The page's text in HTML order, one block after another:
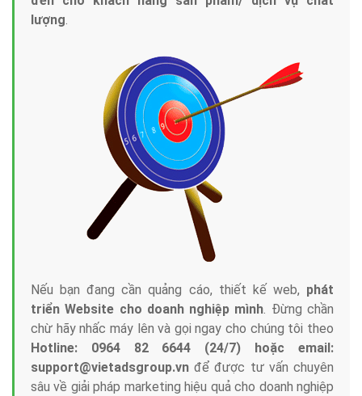
lượng.
Nếu bạn đang cần quảng cáo, thiết kế web, phát
triển Website cho doanh nghiệp mình. Đừng chần
chừ hãy nhấc máy lên và gọi ngay cho chúng tôi theo
Hotline: 0964 82 6644 (24/7) hoặc email:
support@vietadsgroup.vn để được tư vấn chuyên
sâu về giải pháp marketing hiệu quả cho doanh nghiệp